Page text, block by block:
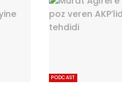
PODCAST